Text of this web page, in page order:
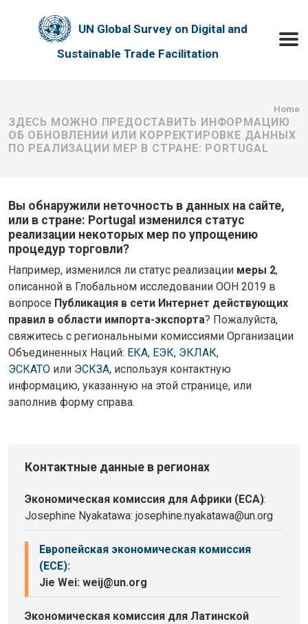
UN Global Survey on Digital and
Sustainable Trade Facilitation
Home
ЗДЕСЬ МОЖНО ПРЕДОСТАВИТЬ ИНФОРМАЦИЮ
ОБ ОБНОВЛЕНИИ ИЛИ КОРРЕКТИРОВКЕ ДАННЫХ
ПО РЕАЛИЗАЦИИ МЕР В СТРАНЕ: PORTUGAL
Вы обнаружили неточность в данных на сайте,
или в стране: Portugal изменился статус
реализации некоторых мер по упрощению
процедур торговли?
Например, изменился ли статус реализации меры 2,
описанной в Глобальном исследовании ООН 2019 в
вопросе Публикация в сети Интернет действующих
правил в области импорта-экспорта? Пожалуйста,
свяжитесь с региональными комиссиями Организации
Объединенных Наций: ЕКА, ЕЭК, ЭКЛАК,
ЭСКАТО или ЭСКЗА, используя контактную
информацию, указанную на этой странице, или
заполнив форму справа.
Контактные данные в регионах
Экономическая комиссия для Африки (ECA):
Josephine Nyakatawa: josephine.nyakatawa@un.org
Европейская экономическая комиссия
(ECE):
Jie Wei: weij@un.org
Экономическая комиссия для Латинской